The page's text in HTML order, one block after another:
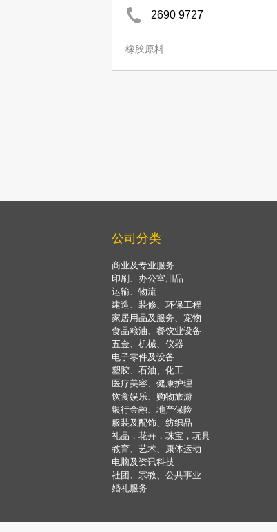
2690 9727
橡胶原料
公司分类
商业及专业服务
印刷、办公室用品
运输、物流
建造、装修、环保工程
家居用品及服务、宠物
食品粮油、餐饮业设备
五金、机械、仪器
电子零件及设备
塑胶、石油、化工
医疗美容、健康护理
饮食娱乐、购物旅游
银行金融、地产保险
服装及配饰、纺织品
礼品，花卉，珠宝，玩具
教育、艺术、康体运动
电脑及资讯科技
社团、宗教、公共事业
婚礼服务